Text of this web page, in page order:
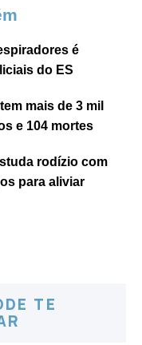
é
do ES
mais de 3 mil
e 104 mortes
rodízio com
para aliviar
TE